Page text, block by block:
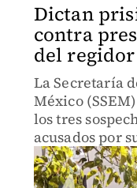
Dictan
contra
del
La Secretaría
México
los tres
acusados por
en este hecho